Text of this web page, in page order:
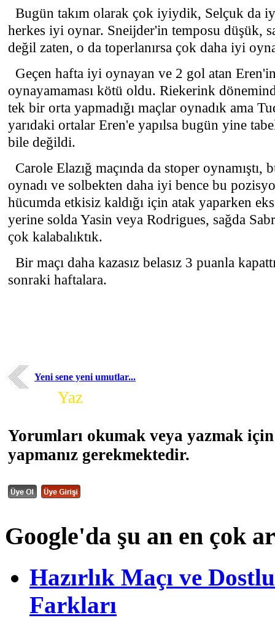
Bugün takım olarak çok iyiydik, Selçuk da
herkes iyi oynar. Sneijder'in temposu düşük,
değil zaten, o da toperlanırsa çok daha iyi
Geçen hafta iyi oynayan ve 2 gol atan
oynayamaması kötü oldu. Riekerink
tek bir orta yapmadığı maçlar oynadık ama
yarıdaki ortalar Eren'e yapılsa bugün yine
bile değildi.
Carole Elazığ maçında da stoper oynamıştı,
oynadı ve solbekten daha iyi bence bu
hücumda etkisiz kaldığı için atak yaparken
yerine solda Yasin veya Rodrigues, sağda
çok kalabalıktık.
Bir maçı daha kazasız belasız 3 puanla
sonraki haftalara.
Yeni sene yeni umutlar...
Yaz
Yorumları okumak veya yazmak
yapmanız gerekmektedir.
Google'da şu an en çok
Hazırlık Maçı ve
Farkları